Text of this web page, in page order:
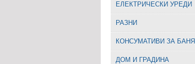
EЛЕКТРИЧЕСКИ УРЕДИ
РАЗНИ
КОНСУМАТИВИ ЗА БАНЯ
ДОМ И ГРАДИНА